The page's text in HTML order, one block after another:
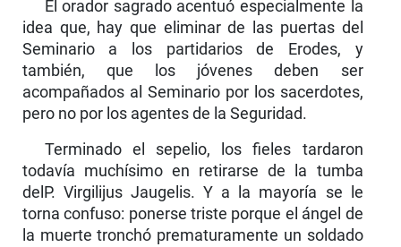
El orador sagrado acentuó especialmente la
idea que, hay que eliminar de las puertas del
Seminario a los partidarios de Erodes, y
también, que los jóvenes deben ser
acompañados al Seminario por los sacer­dotes,
pero no por los agentes de la Seguridad.
Terminado el sepelio, los fieles tardaron
todavía muchísimo en retirarse de la tumba
delP. Virgilijus Jaugelis. Y a la mayoría se le
torna confuso: ponerse triste porque el ángel de
la muerte tronchó prematu­ramente un soldado